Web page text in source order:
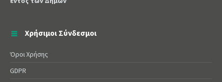
Χρήσιμοι Σύνδεσμοι
Όροι Χρήσης
GDPR